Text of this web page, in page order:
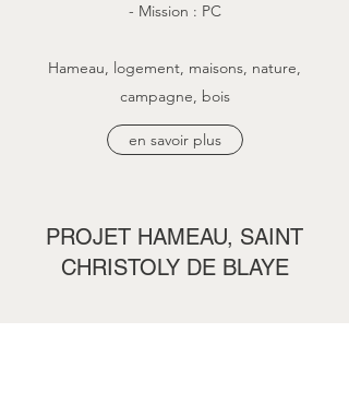
- Mission : PC
Hameau, logement, maisons, nature,
campagne, bois
en savoir plus
PROJET HAMEAU, SAINT
CHRISTOLY DE BLAYE